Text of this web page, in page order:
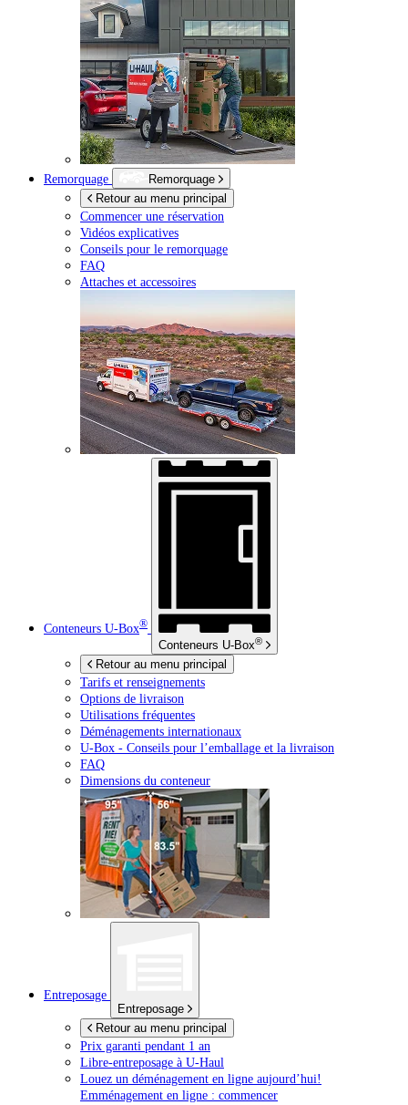
Remorquage
Remorquage
Retour au menu principal
Commencer une réservation
Vidéos explicatives
Conseils pour le remorquage
FAQ
Attaches et accessoires
Conteneurs U-Box®
Conteneurs U-Box®
Retour au menu principal
Tarifs et renseignements
Options de livraison
Utilisations fréquentes
Déménagements internationaux
U-Box - Conseils pour l’emballage et la livraison
FAQ
Dimensions du conteneur
Entreposage
Entreposage
Retour au menu principal
Prix garanti pendant 1 an
Libre-entreposage à U-Haul
Louez un déménagement en ligne aujourd’hui!
Emménagement en ligne : commencer